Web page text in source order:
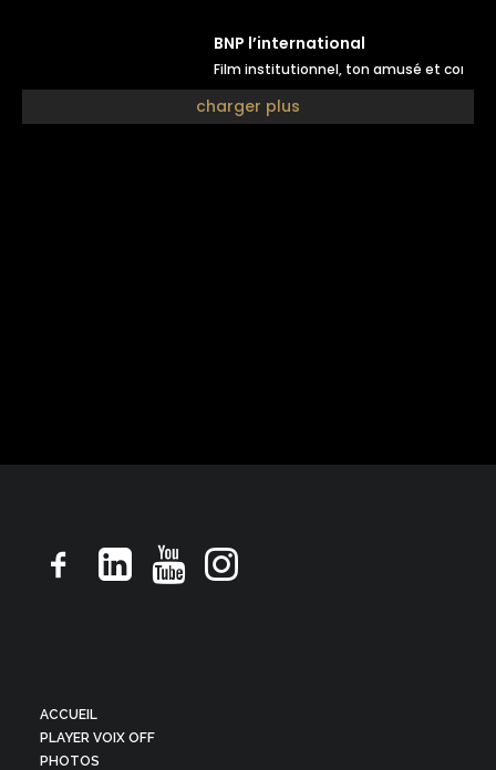
BNP l’international
Film institutionnel, ton amusé et
charger plus
ACCUEIL
PLAYER VOIX OFF
PHOTOS